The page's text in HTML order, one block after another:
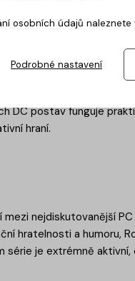
obou značek. LEGO
DC postav funguje
hraní.
nejdiskutovanější PC
hratelnosti a humoru,
série je extrémně
osobních údajů naleznete
Podrobné nastavení